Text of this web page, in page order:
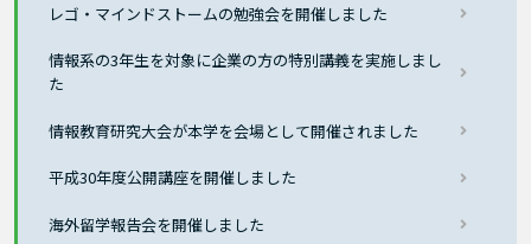
レゴ・マインドストームの勉強会を開催しました
情報系の3年生を対象に企業の方の特別講義を実施しまし
た
情報教育研究大会が本学を会場として開催されました
平成30年度公開講座を開催しました
海外留学報告会を開催しました